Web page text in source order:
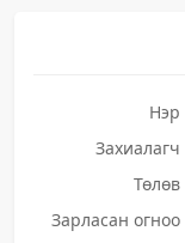
Нэр
Захиалагч
Төлөв
Зарласан огноо